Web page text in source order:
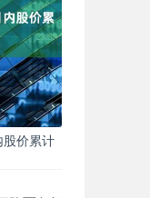
价累计